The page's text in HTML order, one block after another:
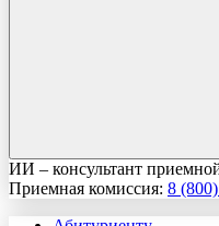
ИИ – консультант
Приемная комиссия: 8